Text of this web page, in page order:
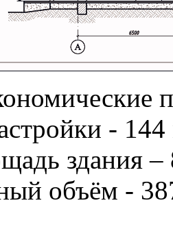
- 144
здания –
объём -